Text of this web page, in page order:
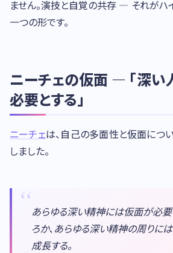
ません。演技と自覚の共存 — それが
一つの形です。
ニーチェの仮面 — 「深
必要とする」
ニーチェは、自己の多面性と仮面につ
しました。
あらゆる深い精神には仮面が必要
ろか、あらゆる深い精神の周りに
成長する。